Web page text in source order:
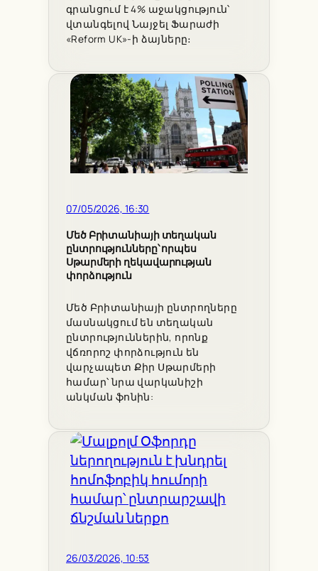
գրանցում է 4% աջակցություն՝
վտանգելով Նայջել Ֆարաժի
«Reform UK»-ի ձայները։
07/05/2026, 16:30
Մեծ Բրիտանիայի տեղական
ընտրությունները՝ որպես
Սթարմերի ղեկավարության
փորձություն
Մեծ Բրիտանիայի ընտրողները
մասնակցում են տեղական
ընտրություններին, որոնք
վճռորոշ փորձություն են
վարչապետ Քիր Սթարմերի
համար՝ նրա վարկանիշի
անկման ֆոնին:
26/03/2026, 10:53